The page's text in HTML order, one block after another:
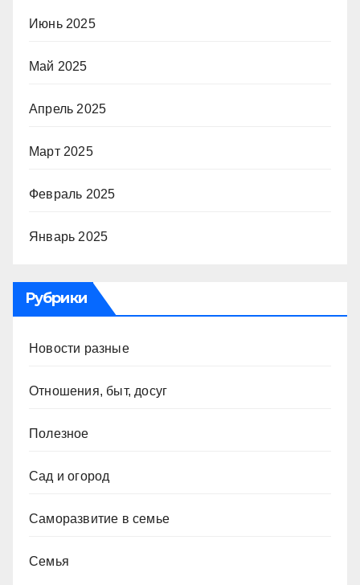
Июнь 2025
Май 2025
Апрель 2025
Март 2025
Февраль 2025
Январь 2025
Рубрики
Новости разные
Отношения, быт, досуг
Полезное
Сад и огород
Саморазвитие в семье
Семья